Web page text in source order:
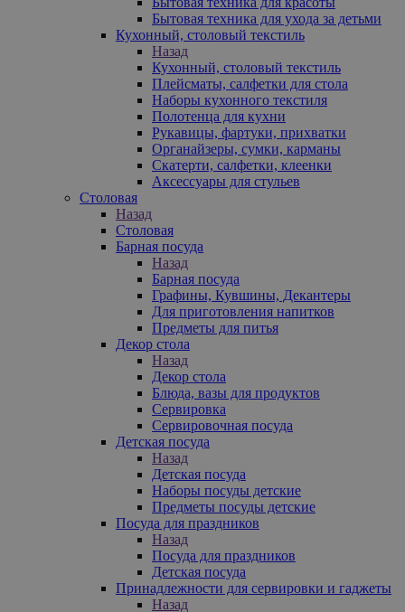
Бытовая техника для ухода за детьми
Кухонный, столовый текстиль
Назад
Кухонный, столовый текстиль
Плейсматы, салфетки для стола
Наборы кухонного текстиля
Полотенца для кухни
Рукавицы, фартуки, прихватки
Органайзеры, сумки, карманы
Скатерти, салфетки, клеенки
Аксессуары для стульев
Столовая
Назад
Столовая
Барная посуда
Назад
Барная посуда
Графины, Кувшины, Декантеры
Для приготовления напитков
Предметы для питья
Декор стола
Назад
Декор стола
Блюда, вазы для продуктов
Сервировка
Сервировочная посуда
Детская посуда
Назад
Детская посуда
Наборы посуды детские
Предметы посуды детские
Посуда для праздников
Назад
Посуда для праздников
Детская посуда
Принадлежности для сервировки и гаджеты
Назад